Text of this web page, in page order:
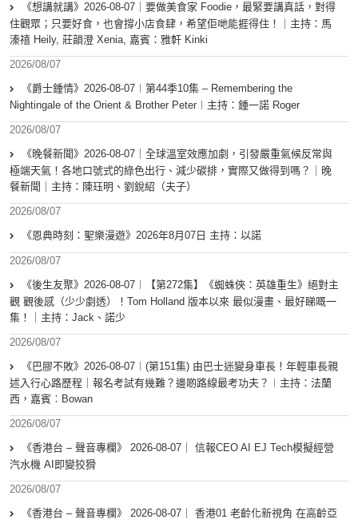
《想講就講》2026-08-07｜要做美食家 Foodie，最緊要講真話，對得
住觀眾；只要好食，也會撐小店食肆，希望佢哋能捱得住！｜主持：馬
溱禧 Heily, 莊韻澄 Xenia, 嘉賓：雅軒 Kinki
2026/08/07
《爵士鍾情》2026-08-07︱第44季10集 – Remembering the
Nightingale of the Orient & Brother Peter︱主持：鍾一諾 Roger
2026/08/07
《晚餐新聞》2026-08-07｜全球溫室效應加劇，引發嚴重氣候反常與
極端天氣！各地口號式的綠色出行、減少碳排，實際又做得到嗎？｜晚
餐新聞｜主持：陳珏明、劉銳紹（夫子）
2026/08/07
《恩典時刻：聖樂漫遊》2026年8月07日 主持：以諾
2026/08/07
《後生友聚》2026-08-07︱【第272集】《蜘蛛俠：英雄重生》絕對主
觀 觀後感（少少劇透）！Tom Holland 版本以來 最似漫畫、最好睇嘅一
集！｜主持：Jack、諾少
2026/08/07
《巴膠不敗》2026-08-07︱(第151集) 由巴士迷變身車長！年輕車長親
述入行心路歷程｜報名考試有幾難？邊啲路線最考功夫？︱主持：法蘭
西，嘉賓︰Bowan
2026/08/07
《香港台 – 聲音專欄》 2026-08-07｜ 信報CEO AI EJ Tech模擬經營
汽水機 AI即變狡猾
2026/08/07
《香港台 – 聲音專欄》 2026-08-07｜ 香港01 老齡化新視角 在高齡亞